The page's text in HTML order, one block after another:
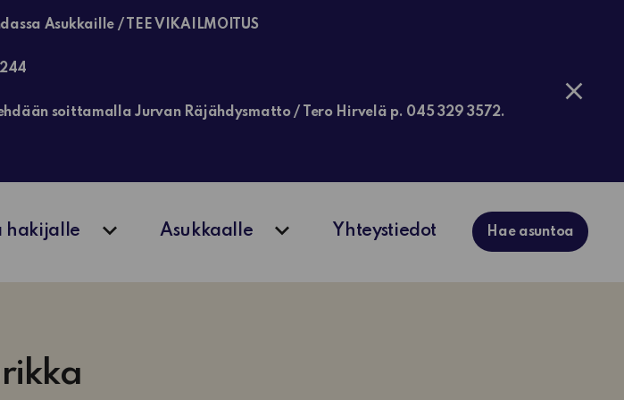
Asukkaille / TEE VIKAILMOITUS
soittamalla Jurvan Räjähdysmatto / Tero Hirvelä p. 045 329 3572.
hakijalle
Asukkaalle
Yhteystiedot Hae asuntoa